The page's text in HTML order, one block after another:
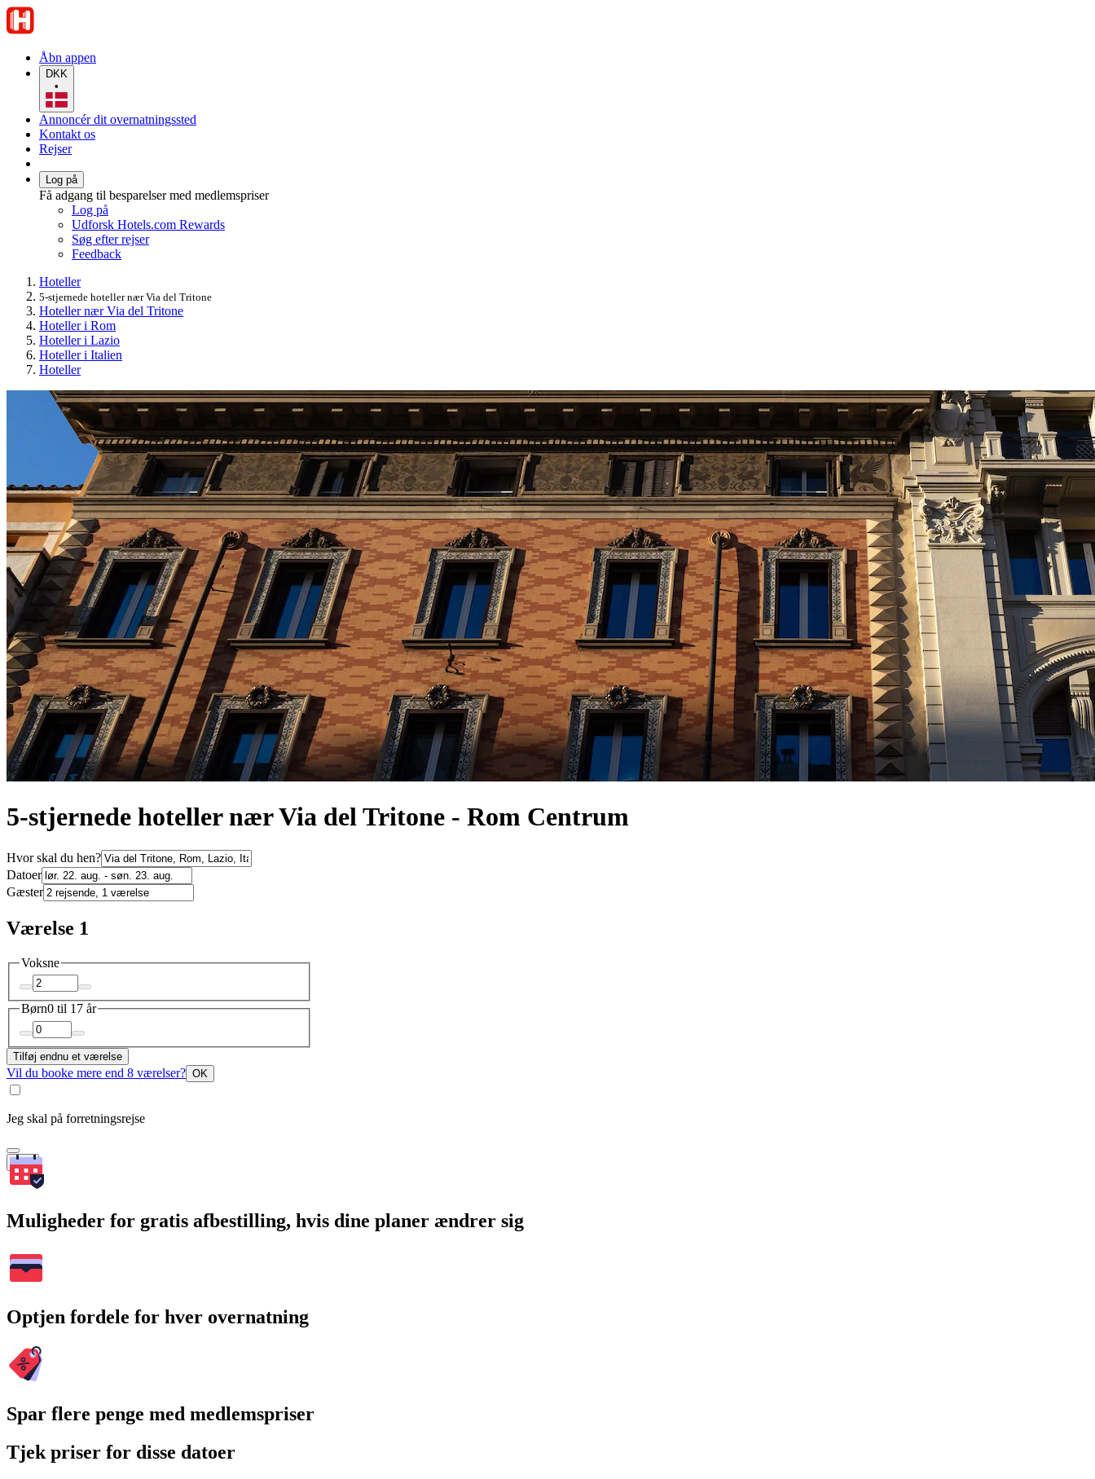
Åbn appen
DKK
•
Annoncér dit overnatningssted
Kontakt os
Rejser
Log på
Få adgang til besparelser med medlemspriser
Log på
Udforsk Hotels.com Rewards
Søg efter rejser
Feedback
Hoteller
5-stjernede hoteller nær Via del Tritone
Hoteller nær Via del Tritone
Hoteller i Rom
Hoteller i Lazio
Hoteller i Italien
Hoteller
5-stjernede hoteller nær Via del Tritone - Rom Centrum
Hvor skal du hen?
Datoer
Gæster
Værelse 1
Voksne
Børn0 til 17 år
Tilføj endnu et værelse
Vil du booke mere end 8 værelser? OK
Jeg skal på forretningsrejse
Søg
Muligheder for gratis afbestilling, hvis dine planer ændrer sig
Optjen fordele for hver overnatning
Spar flere penge med medlemspriser
Tjek priser for disse datoer